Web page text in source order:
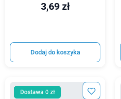
3,69 zł
Dodaj do koszyka
Dostawa 0 zł